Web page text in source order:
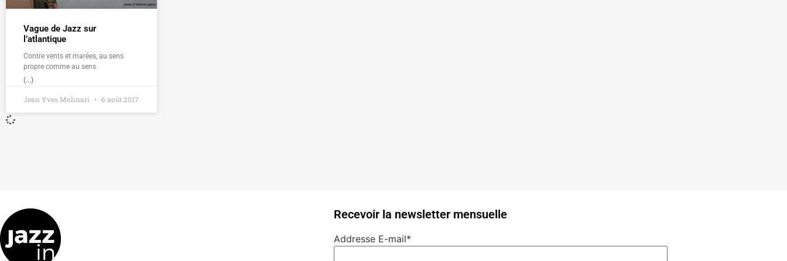
Vague de Jazz sur
l’atlantique
Contre vents et marées, au sens
propre comme au sens
(...)
Jean Yves Molinari 6 août 2017
Recevoir la newsletter mensuelle
Addresse E-mail*